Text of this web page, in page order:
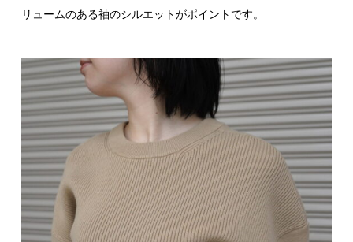
リュームのある袖のシルエットがポイントです。